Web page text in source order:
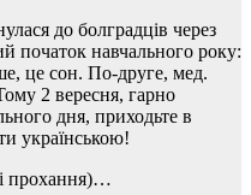
до болградців через
початок навчального року:
це сон. По-друге, мед.
2 вересня, гарно
дня, приходьте в
українською!
прохання)…